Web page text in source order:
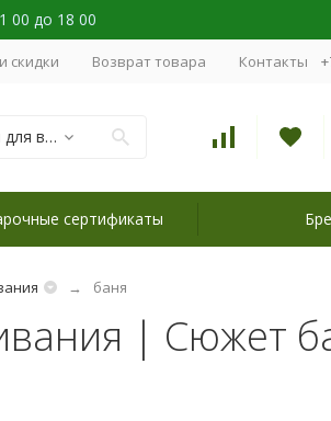
00 до 18 00
скидки Возврат товара Контакты
Наборы для вышивания
сертификаты
баня
| Сюжет